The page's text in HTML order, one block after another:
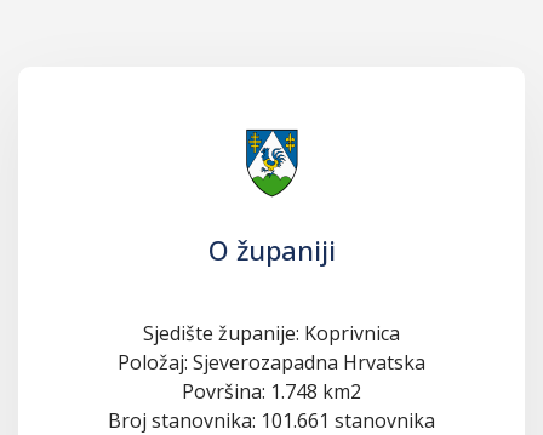
O županiji
Sjedište županije: Koprivnica
Položaj: Sjeverozapadna Hrvatska
Površina: 1.748 km2
Broj stanovnika: 101.661 stanovnika